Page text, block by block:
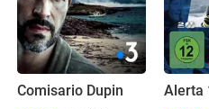
Comisario Dupin Alerta